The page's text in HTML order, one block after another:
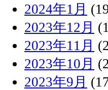
2024年1月
2023年12月
2023年11月
2023年10月
2023年9月